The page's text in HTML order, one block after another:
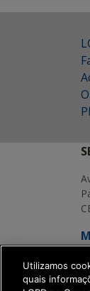
Utilizamos
quais